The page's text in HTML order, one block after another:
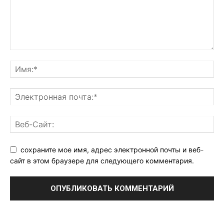
сохраните мое имя, адрес электронной почты и веб-
сайт в этом браузере для следующего комментария.